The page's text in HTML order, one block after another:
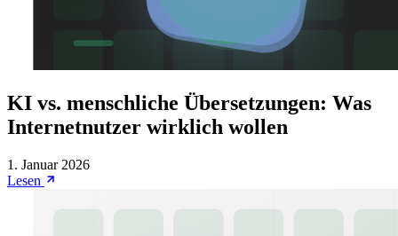
KI vs. menschliche Übersetzungen: Was
Internetnutzer wirklich wollen
1. Januar 2026
Lesen